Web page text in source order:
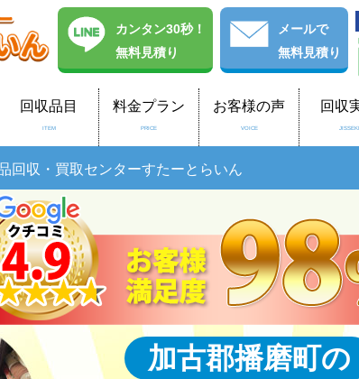
カンタン30秒！
無料見積り
メールで
無料見積り
回収品目
ITEM
料金プラン
PRICE
お客様の声
VOICE
回収
JISSEKI
回収・買取センターすたーとらいん
加古郡播磨町の